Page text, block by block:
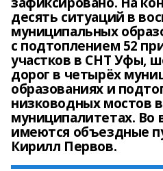
десять ситуаций в
муниципальных
с подтоплением 52
участков в СНТ Уфы,
дорог в четырёх
образованиях и
низководных мостов
муниципалитетах. Во
имеются объездные
Кирилл Первов.